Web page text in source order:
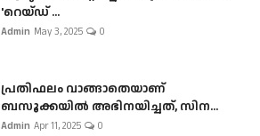
'റെയ്ഡ് ...
Admin May 3, 2025 0
പ്രതിഫലം വാങ്ങാതെയാണ്
ബസൂക്കയില്‍ അഭിനയിച്ചത്, സിന...
Admin Apr 11, 2025 0